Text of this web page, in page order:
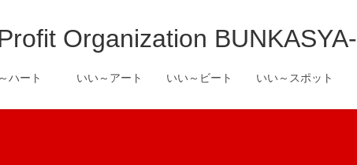
Organization BUNKASYA-
ハート いい～アート いい～ビート いい～スポット